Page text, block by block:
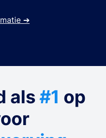
➔
als #1 op